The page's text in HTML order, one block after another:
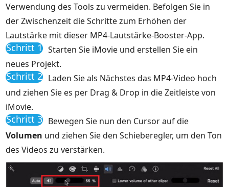
Verwendung des Tools zu vermeiden. Befolgen Sie in
der Zwischenzeit die Schritte zum Erhöhen der
Lautstärke mit dieser MP4-Lautstärke-Booster-App.
Schritt 1 Starten Sie iMovie und erstellen Sie ein
neues Projekt.
Schritt 2 Laden Sie als Nächstes das MP4-Video hoch
und ziehen Sie es per Drag & Drop in die Zeitleiste von
iMovie.
Schritt 3 Bewegen Sie nun den Cursor auf die
Volumen und ziehen Sie den Schieberegler, um den Ton
des Videos zu verstärken.